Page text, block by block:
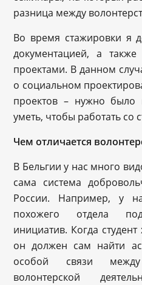
разница между
Во время стажировки я
документацией, а
проектами. В данном
о социальном
проектов – нужно было
уметь, чтобы работать со
Чем отличается
В Бельгии у нас много
сама система
России. Например, у
похожего отдела
инициатив. Когда
он должен сам найти
особой связи
волонтерской